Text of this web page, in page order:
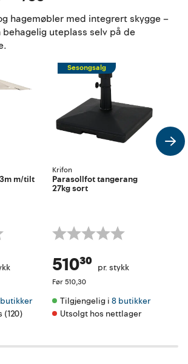
hagemøbler med integrert skygge –
behagelig uteplass selv på de
m/tilt
butikker
(120)
Sesongsalg
Krifon
Parasollfot tangerang
27kg sort
510³⁰ pr. stykk
Før 510,30
Tilgjengelig i 8 butikker
Utsolgt hos nettlager